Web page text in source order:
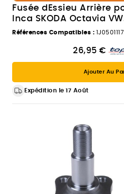
Fusée dEssieu Arrière
Inca SKODA Octavia
Références Compatibles :
26,95 €
Ajouter Au
Expédition le 17 Août